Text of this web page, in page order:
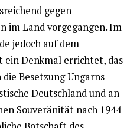
gegen
im Land vorgegangen. Im
jedoch auf dem
ein Denkmal errichtet, das
Besetzung Ungarns
Deutschland und an
Souveränität nach 1944